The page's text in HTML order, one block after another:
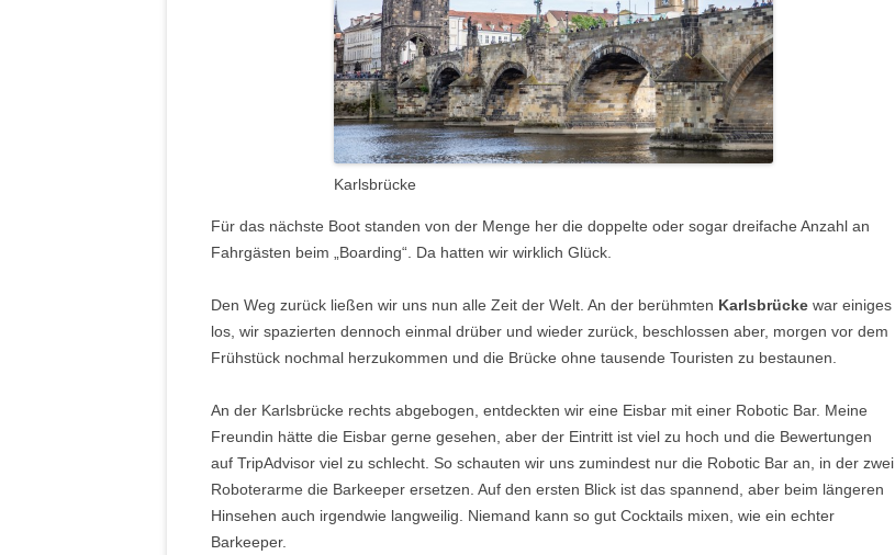
Karlsbrücke
Für das nächste Boot standen von der Menge her die doppelte oder sogar dreifache Anzahl an
Fahrgästen beim „Boarding“. Da hatten wir wirklich Glück.
Den Weg zurück ließen wir uns nun alle Zeit der Welt. An der berühmten Karlsbrücke war einiges
los, wir spazierten dennoch einmal drüber und wieder zurück, beschlossen aber, morgen vor dem
Frühstück nochmal herzukommen und die Brücke ohne tausende Touristen zu bestaunen.
An der Karlsbrücke rechts abgebogen, entdeckten wir eine Eisbar mit einer Robotic Bar. Meine
Freundin hätte die Eisbar gerne gesehen, aber der Eintritt ist viel zu hoch und die Bewertungen
auf TripAdvisor viel zu schlecht. So schauten wir uns zumindest nur die Robotic Bar an, in der zwei
Roboterarme die Barkeeper ersetzen. Auf den ersten Blick ist das spannend, aber beim längeren
Hinsehen auch irgendwie langweilig. Niemand kann so gut Cocktails mixen, wie ein echter
Barkeeper.